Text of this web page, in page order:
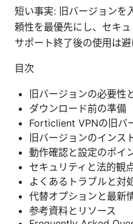
短い事実: 旧バージョンを
頼性を最優先にし、セキ
サポート終了後の使用は避
目次
旧バージョンの必要性
ダウンロード前の準備
Forticlient VPNの旧バ
旧バージョンのインス
動作確認と設定のポイ
セキュリティと法的観
よくあるトラブルと対
代替オプションと最新
参考資料とリソース